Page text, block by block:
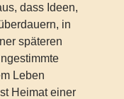
dass Ideen,
in
späteren
Leben
Heimat einer